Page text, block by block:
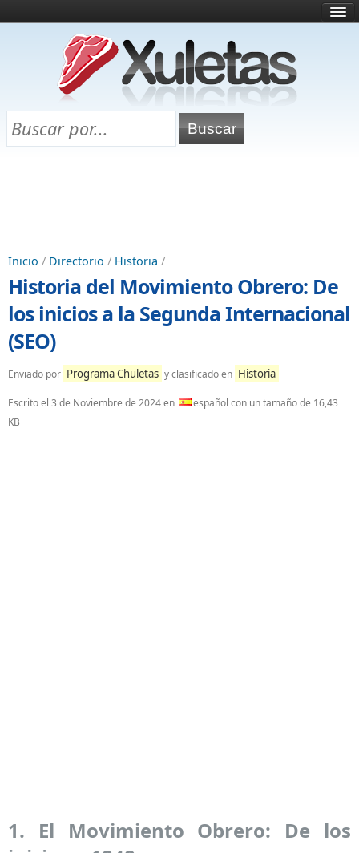
¿Qué es esto?
Directorio
Chuletas para exámenes
Inicio / Directorio / Historia /
Historia del Movimiento Obrero: De
los inicios a la Segunda Internacional
(SEO)
Enviado por Programa Chuletas y clasificado en Historia
Escrito el 3 de Noviembre de 2024en
español con un tamaño de 16,43
KB
1. El Movimiento Obrero: De los